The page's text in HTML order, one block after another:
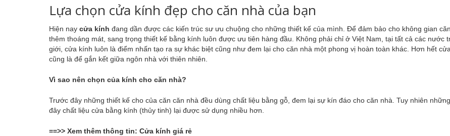
Lựa chọn cửa kính đẹp cho căn nhà của bạn
Hiện nay cửa kính đang dần được các kiến trúc sư ưu chuộng cho những thiết kế của mình. Để đảm bảo cho không gian
thêm thoáng mát, sang trọng thiết kế bằng kính luôn được ưu tiên hàng đầu. Không phải chỉ ở Việt Nam, tại tất cả các nước
giới, cửa kính luôn là điểm nhấn tạo ra sự khác biệt cũng như đem lại cho căn nhà một phong vị hoàn toàn khác. Hơn hết
cũng là để gắn kết giữa ngôn nhà với thiên nhiên.
Vì sao nên chọn của kính cho căn nhà?
Trước đây những thiết kế cho của căn căn nhà đều dùng chất liệu bằng gỗ, đem lại sự kín đáo cho căn nhà. Tuy nhiên
đây chất liệu cửa bằng kính (thủy tinh) lại được sử dụng nhiều hơn.
==>> Xem thêm thông tin: Cửa kính giá rẻ